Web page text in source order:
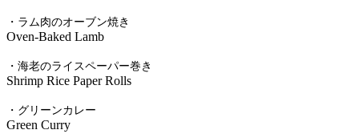
・ラム肉のオーブン焼き
Oven-Baked Lamb
・海老のライスペーパー巻き
Shrimp Rice Paper Rolls
・グリーンカレー
Green Curry